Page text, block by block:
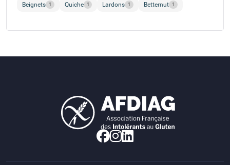
Beignets 1 Quiche 1 Lardons 1 Betternut 1